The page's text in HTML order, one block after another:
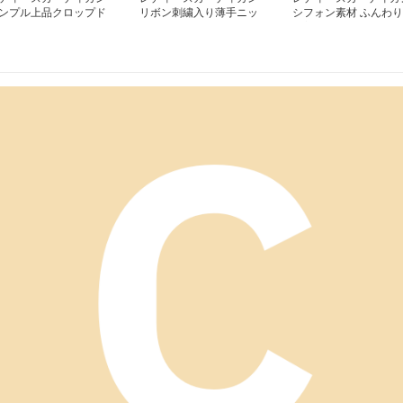
プル上品クロップド
リボン刺繍入り薄手ニッ
シフォン素材 ふんわり